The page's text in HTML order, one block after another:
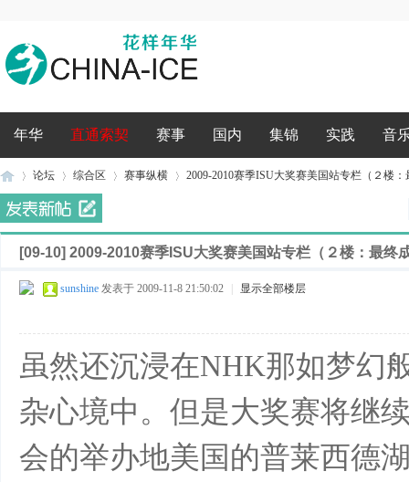
年华 直通索契 赛事 国内 集锦 实践 音
论坛
›
综合区
›
赛事纵横
›
2009-2010赛季ISU大奖赛美国站专栏（２楼
[09-10] 2009-2010赛季ISU大奖赛美国站专栏（２楼：最终
sunshine 发表于 2009-11-8 21:50:02 显示全部楼层
虽然还沉浸在NHK那如梦幻
杂心境中。但是大奖赛将继
会的举办地美国的普莱西德